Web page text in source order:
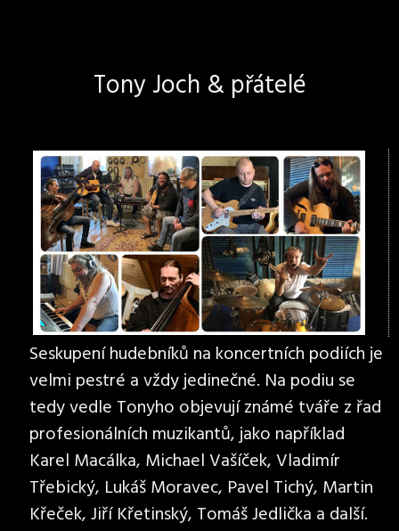
Tony Joch & přátelé
Seskupení hudebníků na koncertních podiích je
velmi pestré a vždy jedinečné. Na podiu se
tedy vedle Tonyho objevují známé tváře z řad
profesionálních muzikantů, jako například
Karel Macálka, Michael Vašíček, Vladimír
Třebický, Lukáš Moravec, Pavel Tichý, Martin
Křeček, Jiří Křetinský, Tomáš Jedlička a další.